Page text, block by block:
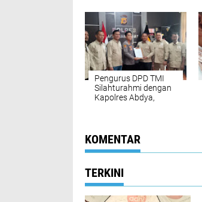
Pascasarjana USK
Pengurus DPD TMI
Silahturahmi dengan
Kapolres Abdya,
KOMENTAR
TERKINI